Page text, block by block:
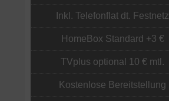
Inkl. Telefonflat dt. Festnetz
HomeBox Standard +3 €
TVplus optional 10 € mtl.
Kostenlose Bereitstellung